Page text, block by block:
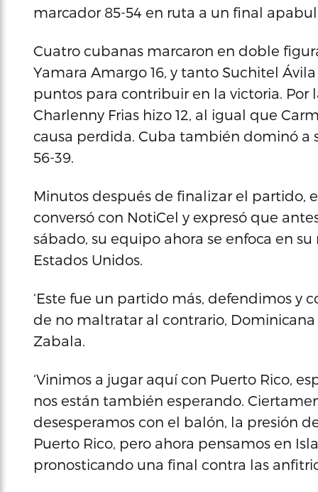
marcador 85-54 en ruta a un final
Cuatro cubanas marcaron en doble
Yamara Amargo 16, y tanto Suchitel
puntos para contribuir en la victoria. Por
Charlenny Frias hizo 12, al igual que
causa perdida. Cuba también dominó
56-39.
Minutos después de finalizar el partido,
conversó con NotiCel y expresó que
sábado, su equipo ahora se enfoca en
Estados Unidos.
‘Este fue un partido más, defendimos y
de no maltratar al contrario,
Zabala.
‘Vinimos a jugar aquí con Puerto Rico,
nos están también esperando.
desesperamos con el balón, la presión
Puerto Rico, pero ahora pensamos en
pronosticando una final contra las